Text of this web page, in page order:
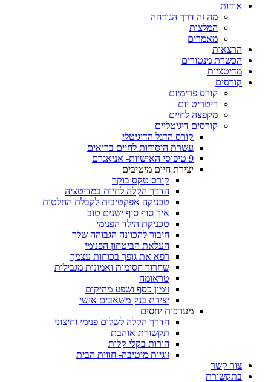
אודות
מה זה דרך הגודהה
המלצות
מאמרים
הרצאות
הכשרת מנטורים
מדיטציות
קורסים
קורס פרימיום
ריטריט יום
מקפצה לחיים
קורסים דיגיטליים
קורס הדגל הדיגיטלי
עשרת היסודות לחיים בריאים
9 טיפוסי האישיות- אניאגרם
יצירת חיים מיטיבים
קורס טקס בוקר
הדרך הקלה לחיות במדיטציה
טכניקה אפקטיבית לקבלת החלטות
איך סוף סוף ישנים טוב
טכניקת הילד הפנימי
חיבור להכוונה הגבוהה שלך
העלאת הביטחון הפנימי
רפא את גופך בכוחות עצמך
שחרור חסימות ואמונות מגבילות
טראומה
זימון כסף ושפע מהיקום
יצירת בנק משאבים אישי
מערכות יחסים
הדרך הקלה לשלום פנימי וחיצוני
תקשורת אוהבת
הורות בקלי קלות
זוגיות מיטיבה- חווית הבית
צור קשר
בתקשורת